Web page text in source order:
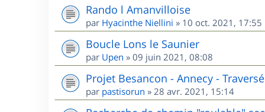
Rando l Amanvilloise
par Hyacinthe Niellini » 10 oct. 2021, 17:55
Boucle Lons le Saunier
par Upen » 09 juin 2021, 08:08
Projet Besancon - Annecy -
par pastisorun » 28 avr. 2021, 15:14